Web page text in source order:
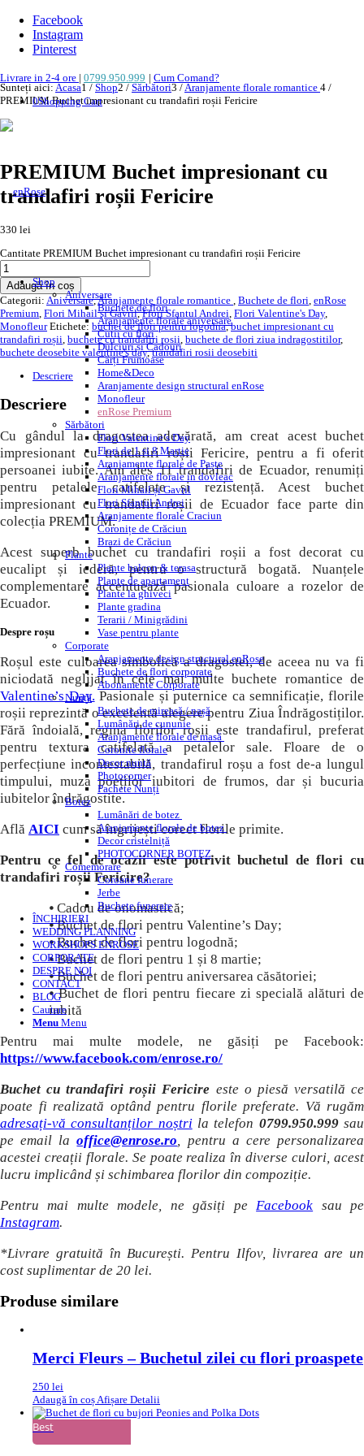
Facebook
Instagram
Pinterest
Livrare in 2-4 ore | 0799.950.999 | Cum Comand?
0Shopping Cart
Shop
Aniversare
Buchete de flori
Aranjamente florale aniversare
Cutii cu flori
Dulciuri și Cadouri
Cărți Frumoase
Home&Deco
Aranjamente design structural enRose
Monofleur
enRose Premium
Sărbători
Flori Valentine’s Day
Flori de 1 si 8 Martie
Aranjamente florale de Paște
Aranjamente florale in dovleac
Flori Mihail și Gavril
Flori Sfantul Andrei
Aranjamente florale Craciun
Coronițe de Crăciun
Brazi de Crăciun
Plante
Plante balcon & terasa
Plante de apartament
Plante la ghiveci
Plante gradina
Terarii / Minigrădini
Vase pentru plante
Corporate
Aranjamente design structural enRose
Buchete de flori corporate
Abonamente Corporate
Nuntă
Buchete de mireasă / nașă
Lumânări de cununie
Aranjamente florale de masă
Coronite florale
Decor nuntă
Photocorner
Pachete Nunți
Botez
Lumânări de botez
Aranjamente florale de botez
Decor cristelniță
PHOTOCORNER BOTEZ
Comemorare
Coroane funerare
Jerbe
Buchete funerare
ÎNCHIRIERI
WEDDING PLANNING
WORKSHOPS ENROSE
CORPORATE
DESPRE NOI
CONTACT
BLOG
Cautare
Menu Menu
Sunteți aici: Acasa1 / Shop2 / Sărbători3 /Aranjamente florale romantice 4 /
PREMIUM Buchet impresionant cu trandafiri roșii Fericire
PREMIUM Buchet impresionant cu
trandafiri roșii Fericire
330 lei
Cantitate PREMIUM Buchet impresionant cu trandafiri roșii Fericire
Adaugă în coș
Categorii: Aniversare,Aranjamente florale romantice Buchete de flori enRose
Premium Flori Mihail și Gavril,Flori Sfantul Andrei Flori Valentine's Day,
Monofleur Etichete: buchet de flori pentru logodna,buchet impresionant cu
trandafiri roșii buchete cu trandafiri rosii buchete de flori ziua indragostitilor,
buchete deosebite valentine's day,trandafiri rosii deosebiti
Descriere
Descriere
Cu gândul la dragostea adevărată, am creat acest buchet
impresionant cu trandafiri roșii Fericire, pentru a fi oferit
persoanei iubite. Am ales 11 trandafiri de Ecuador, renumiți
pentru petalele catifelate și rezistență. Acest buchet
impresionant cu trandafiri roșii de Ecuador face parte din
colecția PREMIUM.
Acest superb buchet cu trandafiri roșii a fost decorat cu
eucalipt și iederă, pentru o structură bogată. Nuanțele
complementare accentuează pasionala culoare a rozelor de
Ecuador.
Despre roșu
Roșul este culoarea simbolică a dragostei, de aceea nu va fi
niciodată neglijat în cele mai multe buchete romantice de
Valentine’s Day. Pasionale și puternice ca semnificație, florile
roșii reprezintă o excelentă alegere pentru Ziua Îndrăgostiților.
Fără îndoială, regina florilor roșii este trandafirul, preferat
pentru textura catifelată a petalelor sale. Floare de o
perfecțiune incontestabilă, trandafirul roșu a fost de-a lungul
timpului, muza poeților iubitori de frumos, dar și bucuria
iubitelor îndrăgostite.
Află AICI cum să îngrijești corect florile primite.
Pentru ce fel de ocazii este potrivit buchetul de flori cu
trandafiri roșii Fericire?
⦁ Cadou de onomastică;
⦁ Buchet de flori pentru Valentine’s Day;
⦁ Buchet de flori pentru logodnă;
⦁ Buchet de flori pentru 1 și 8 martie;
⦁ Buchet de flori pentru aniversarea căsătoriei;
⦁ Buchet de flori pentru fiecare zi specială alături de
iubită
Pentru mai multe modele, ne găsiți pe Facebook:
https://www.facebook.com/enrose.ro/
Buchet cu trandafiri roșii Fericire este o piesă versatilă ce
poate fi realizată optând pentru florile preferate. Vă rugăm
adresați-vă consultanților noștri la telefon 0799.950.999sau
pe email laoffice@enrose.ro , pentru a cere personalizarea
acestei creații florale. Se poate realiza în diverse culori, acest
lucru implicând și schimbarea florilor din compoziție.
Pentru mai multe modele, ne găsiți pe Facebook sau pe
Instagram.
*Livrare gratuită în București. Pentru Ilfov, livrarea are un
cost suplimentar de 20 lei.
Produse similare
Merci Fleurs – Buchetul zilei cu flori proaspete
250 lei
Adaugă în coșAfișare Detalii
Best